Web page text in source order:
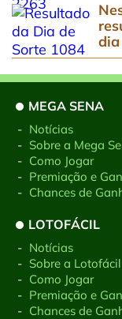
MEGA SENA
- Notícias
- Sobre a Mega
- Como Jogar
- Premiação e
- Chances de
LOTOFÁCIL
- Notícias
- Sobre a Lotofácil
- Como Jogar
- Premiação e
- Chances de